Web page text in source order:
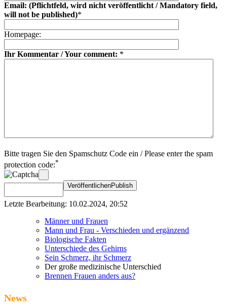
Email: (Pflichtfeld, wird nicht veröffentlicht / Mandatory field,
will not be published)*
Homepage:
Ihr Kommentar / Your comment: *
Bitte tragen Sie den Spamschutz Code ein / Please enter the spam
protection code:*
Letzte Bearbeitung: 10.02.2024, 20:52
Männer und Frauen
Mann und Frau - Verschieden und ergänzend
Biologische Fakten
Unterschiede des Gehirns
Sein Schmerz, ihr Schmerz
Der große medizinische Unterschied
Brennen Frauen anders aus?
News